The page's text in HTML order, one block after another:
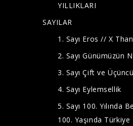
YILLIKLARI
SAYILAR
1. Sayı Eros // X
2. Sayı Günümüzün
3. Sayı Çift ve Üçüncü
4. Sayı Eylemsellik
5. Sayı 100. Yılında
100. Yaşında Türkiye